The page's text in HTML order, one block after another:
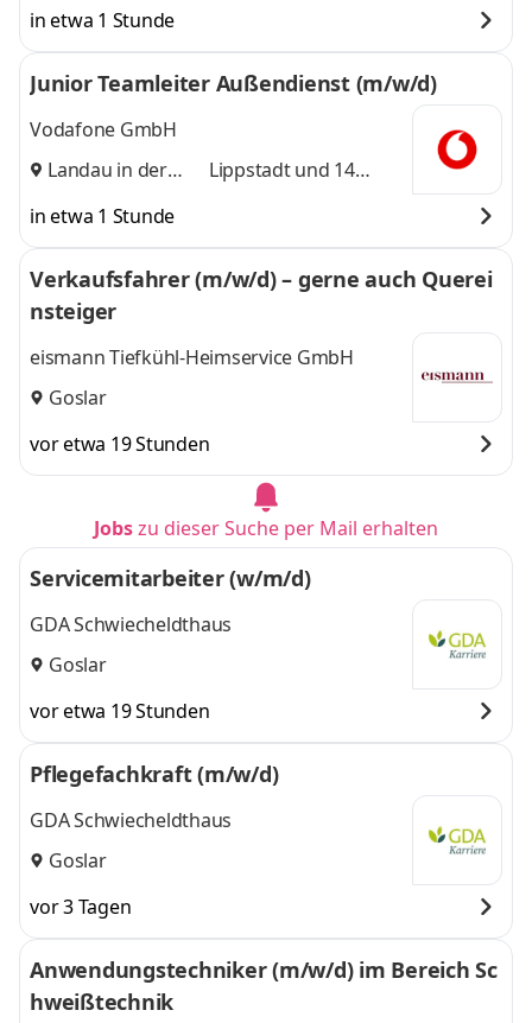
in etwa 1 Stunde
Junior Teamleiter Außendienst (m/w/d)
Vodafone GmbH
Landau in der
Lippstadtund 14
in etwa 1 Stunde
Verkaufsfahrer (m/w/d) – gerne auch Querei
nsteiger
eismann Tiefkühl-Heimservice GmbH
Goslar
vor etwa 19 Stunden
Jobszu dieser Suche per Mail erhalten
Servicemitarbeiter (w/m/d)
GDA Schwiecheldthaus
Goslar
vor etwa 19 Stunden
Pflegefachkraft (m/w/d)
GDA Schwiecheldthaus
Goslar
vor 3 Tagen
Anwendungstechniker (m/w/d) im Bereich Sc
hweißtechnik